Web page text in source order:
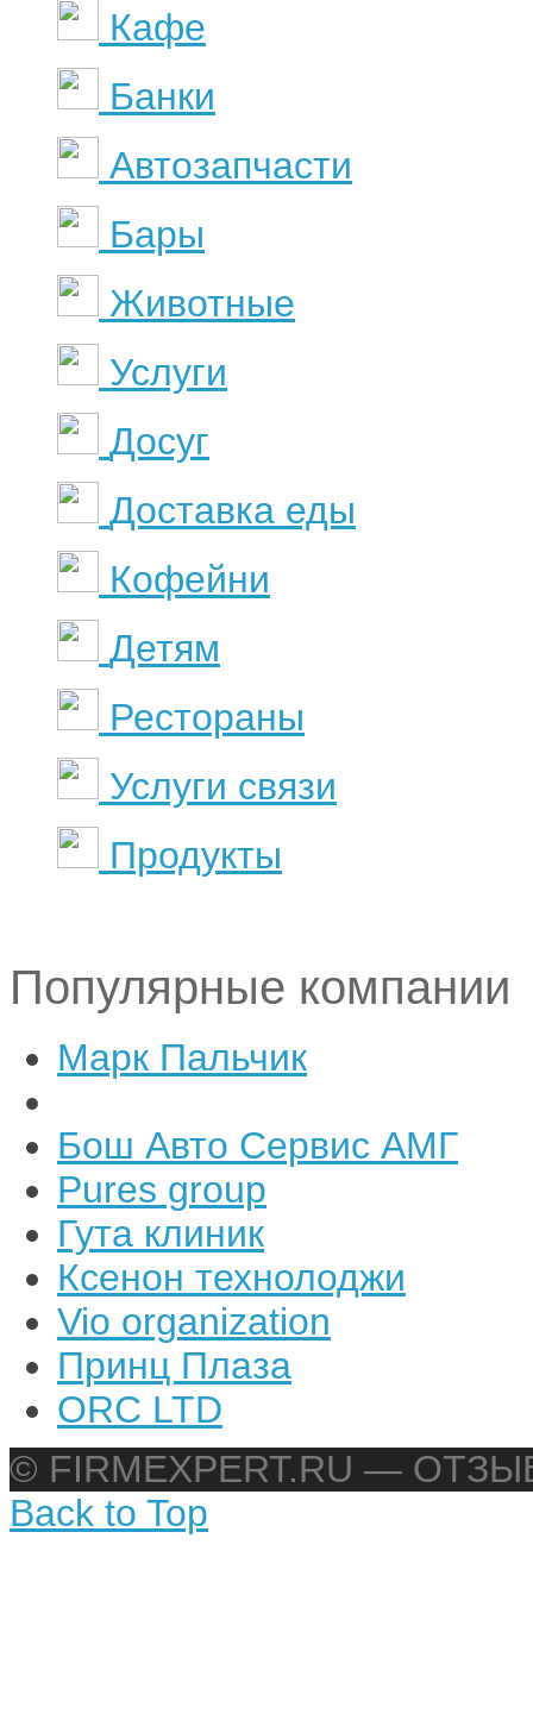
Кафе
Банки
Автозапчасти
Бары
Животные
Услуги
Досуг
Доставка еды
Кофейни
Детям
Рестораны
Услуги связи
Продукты
Популярные компании
Марк Пальчик
Бош Авто Сервис АМГ
Pures group
Гута клиник
Ксенон технолоджи
Vio organization
Принц Плаза
ORC LTD
© FIRMEXPERT.RU —
Back to Top